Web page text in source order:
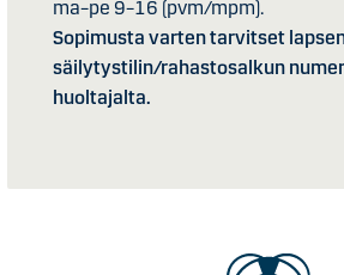
ma–pe 9–16 (pvm/mpm).
Sopimusta varten tarvitset
säilytystilin/rahastosalkun
huoltajalta.